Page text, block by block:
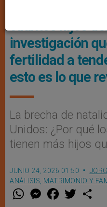
Dime por
cuántos hijos
investigación
fertilidad a
esto es lo que
La brecha de
Unidos: ¿Por qué
tienen más hijos
JUNIO 24, 2026 01:50
ANÁLISIS
MATRIMONIO Y
W M
e
F
a w